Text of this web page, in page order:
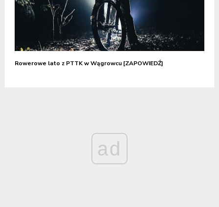
Rowerowe lato z PTTK w Wągrowcu [ZAPOWIEDŹ]
ad